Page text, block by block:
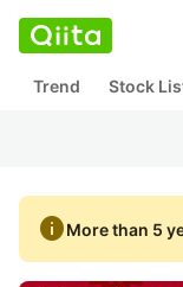
Trend Stock
infoMore than 5